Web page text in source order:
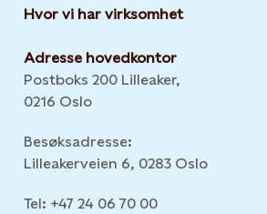
Hvor vi har virksomhet
Adresse hovedkontor
Postboks 200 Lilleaker,
0216 Oslo
Besøksadresse:
Lilleakerveien 6, 0283 Oslo
Tel: +47 24 06 70 00